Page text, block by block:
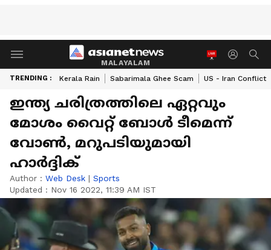
MALAYALAM
TRENDING : Kerala Rain Sabarimala Ghee Scam US - Iran Conflict
ഇന്ത്യ ചരിത്രത്തിലെ ഏറ്റവും
മോശം വൈറ്റ് ബോള്‍ ടീമെന്ന്
വോണ്‍, മറുപടിയുമായി
ഹാര്‍ദ്ദിക്
Author : Web Desk | Sports
Updated : Nov 16 2022, 11:39 AM IST